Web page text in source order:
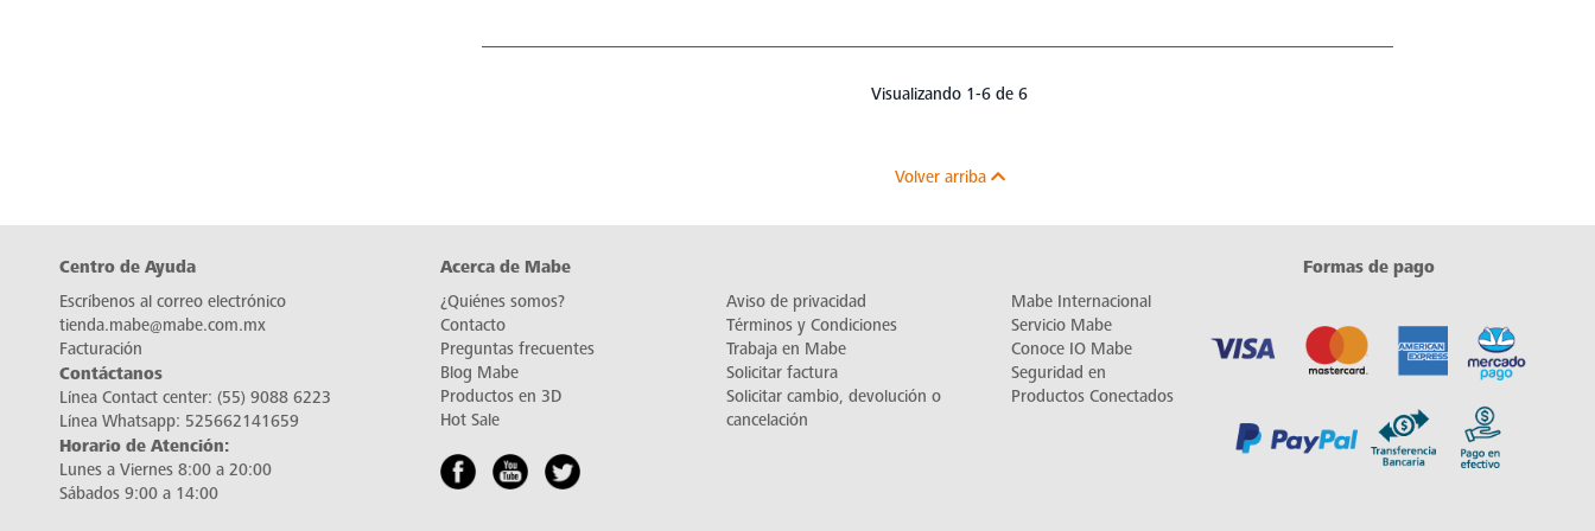
Visualizando 1-6 de 6
Volver arriba
Centro de Ayuda
Escríbenos al correo electrónico
tienda.mabe@mabe.com.mx
Facturación
Contáctanos
Línea Contact center: (55) 9088 6223
Línea Whatsapp: 525662141659
Horario de Atención:
Lunes a Viernes 8:00 a 20:00
Sábados 9:00 a 14:00
Acerca de Mabe
¿Quiénes somos?
Contacto
Preguntas frecuentes
Blog Mabe
Productos en 3D
Hot Sale
Aviso de privacidad
Términos y Condiciones
Trabaja en Mabe
Solicitar factura
Solicitar cambio, devolución o
cancelación
Mabe Internacional
Servicio Mabe
Conoce IO Mabe
Seguridad en
Productos Conectados
Formas de pago